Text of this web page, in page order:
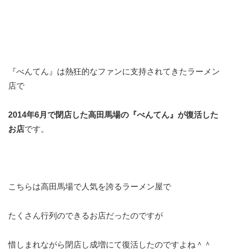
『べんてん』は熱狂的なファンに支持されてきたラーメン
店で
2014年6月で閉店した高田馬場の『べんてん』が復活した
お店です。
こちらは高田馬場で人気を誇るラーメン屋で
たくさん行列のできるお店だったのですが
惜しまれながら閉店し成増にて復活したのですよね＾＾